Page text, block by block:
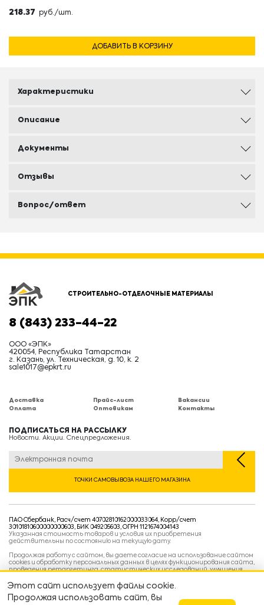
218.37 руб./шт.
ДОБАВИТЬ В КОРЗИНУ
Характеристики
Описание
Документы
Отзывы
Вопрос/ответ
СТРОИТЕЛЬНО-ОТДЕЛОЧНЫЕ МАТЕРИАЛЫ
8 (843) 233-44-22
ООО «ЭПК»
420054, Республика Татарстан
г. Казань, ул. Техническая, д. 10, к. 2
sale1017@epkrt.ru
Доставка
Оплата
Прайс-лист
Оптовикам
Вакансии
Контакты
ПОДПИСАТЬСЯ НА РАССЫЛКУ
Новости. Акции. Спецпредложения.
ТОЧКИ САМОВЫВОЗА НАШЕГО МАГАЗИНА
ПАО Сбербанк, Расч/счет 40702810162000033064, Корр/счет
30101810600000000603, БИК 049205603, ОГРН 1121674004143
Указанная стоимость товаров и условия их приобретения
действительны по состоянию на текущую дату.
Продолжая работу с сайтом, вы даете согласие на использование сайтом
cookies и обработку персональных данных в целях функционирования сайта,
проведения ретаргетинга, статистических исследований, улучшения
ваших предпочтений и интересов.
Политика конфиденциальности
Условия пользовательского соглашения
Этот сайт использует файлы cookie.
Продолжая использовать сайт, вы